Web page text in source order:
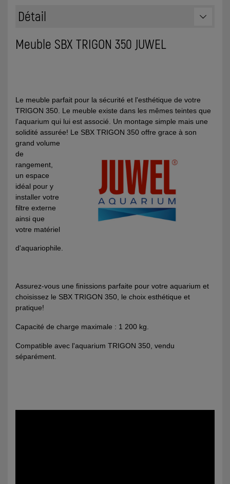
Détail
Meuble SBX TRIGON 350 JUWEL
Le meuble parfait pour la sécurité et l'esthétique de votre
TRIGON 350. Le meuble existe dans les mêmes teintes que
l'aquarium qui lui est associé. Un montage simple mais une
solidité assurée! Le SBX TRIGON 350 offre grace à son
grand volume
de
rangement,
un espace
idéal pour y
installer votre
filtre externe
ainsi que
votre matériel
d'aquariophile.
Assurez-vous une finissions parfaite pour votre aquarium et
choisissez le SBX TRIGON 350, le choix esthétique et
pratique!
Capacité de charge maximale : 1 200 kg.
Compatible avec l'aquarium TRIGON 350, vendu
séparément.